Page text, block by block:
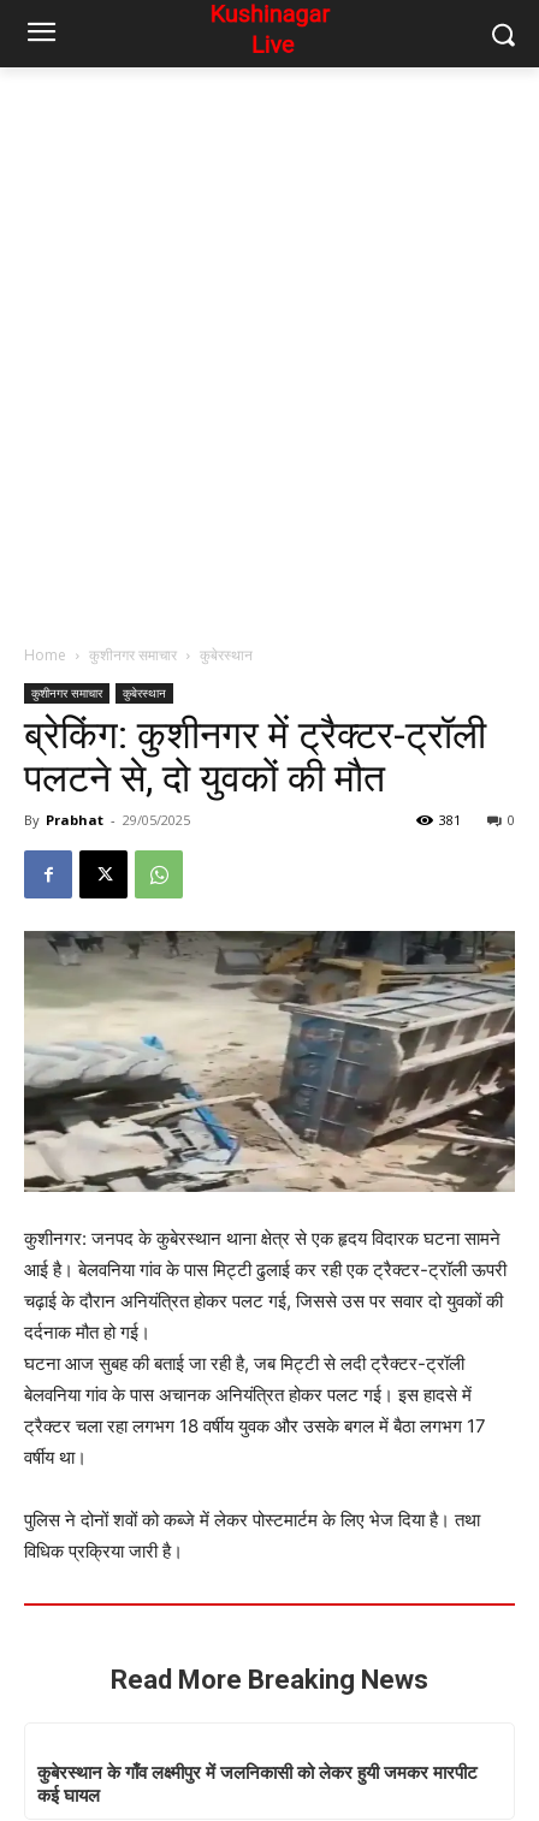
Home कुशीनगर समाचार कुबेरस्थान
कुशीनगर समाचार कुबेरस्थान
ब्रेकिंग: कुशीनगर में ट्रैक्टर-ट्रॉली
पलटने से, दो युवकों की मौत
By Prabhat - 29/05/2025 0
381
कुशीनगर: जनपद के कुबेरस्थान थाना क्षेत्र से एक हृदय विदारक घटना सामने
आई है। बेलवनिया गांव के पास मिट्टी ढुलाई कर रही एक ट्रैक्टर-ट्रॉली ऊपरी
चढ़ाई के दौरान अनियंत्रित होकर पलट गई, जिससे उस पर सवार दो युवकों की
दर्दनाक मौत हो गई।
घटना आज सुबह की बताई जा रही है, जब मिट्टी से लदी ट्रैक्टर-ट्रॉली
बेलवनिया गांव के पास अचानक अनियंत्रित होकर पलट गई। इस हादसे में
ट्रैक्टर चला रहा लगभग 18 वर्षीय युवक और उसके बगल में बैठा लगभग 17
वर्षीय था।
पुलिस ने दोनों शवों को कब्जे में लेकर पोस्टमार्टम के लिए भेज दिया है। तथा
विधिक प्रक्रिया जारी है।
Read More Breaking News
कुबेरस्थान के गाँव लक्ष्मीपुर में जलनिकासी को लेकर हुयी जमकर मारपीट
कई घायल